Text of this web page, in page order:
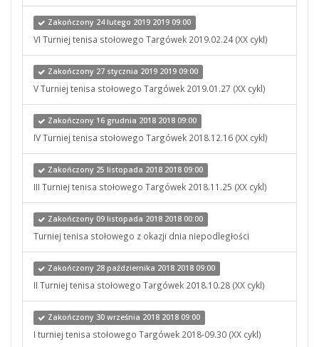
Zakończony 24 lutego 2019 2019 09:00
VI Turniej tenisa stołowego Targówek 2019.02.24 (XX cykl)
Zakończony 27 stycznia 2019 2019 09:00
V Turniej tenisa stołowego Targówek 2019.01.27 (XX cykl)
Zakończony 16 grudnia 2018 2018 09:00
IV Turniej tenisa stołowego Targówek 2018.12.16 (XX cykl)
Zakończony 25 listopada 2018 2018 09:00
III Turniej tenisa stołowego Targówek 2018.11.25 (XX cykl)
Zakończony 09 listopada 2018 2018 00:00
Turniej tenisa stołowego z okazji dnia niepodległości
Zakończony 28 października 2018 2018 09:00
II Turniej tenisa stołowego Targówek 2018.10.28 (XX cykl)
Zakończony 30 września 2018 2018 09:00
I turniej tenisa stołowego Targówek 2018-09.30 (XX cykl)